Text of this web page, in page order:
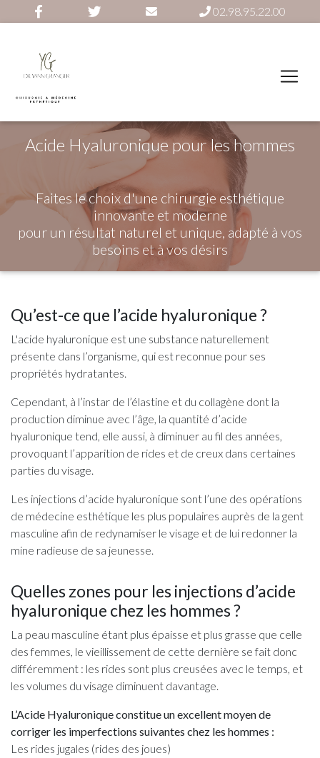
02.98.95.22.00
Acide Hyaluronique pour les hommes
Faites le choix d'une chirurgie esthétique
innovante et moderne
pour un résultat naturel et unique, adapté à vos
besoins et à vos désirs
Qu’est-ce que l’acide hyaluronique ?
L'acide hyaluronique est une substance naturellement
présente dans l’organisme, qui est reconnue pour ses
propriétés hydratantes.
Cependant, à l’instar de l’élastine et du collagène dont la
production diminue avec l’âge, la quantité d’acide
hyaluronique tend, elle aussi, à diminuer au fil des années,
provoquant l’apparition de rides et de creux dans certaines
parties du visage.
Les injections d’acide hyaluronique sont l’une des opérations
de médecine esthétique les plus populaires auprès de la gent
masculine afin de redynamiser le visage et de lui redonner la
mine radieuse de sa jeunesse.
Quelles zones pour les injections d’acide
hyaluronique chez les hommes ?
La peau masculine étant plus épaisse et plus grasse que celle
des femmes, le vieillissement de cette dernière se fait donc
différemment : les rides sont plus creusées avec le temps, et
les volumes du visage diminuent davantage.
L’Acide Hyaluronique constitue un excellent moyen de
corriger les imperfections suivantes chez les hommes :
Les rides jugales (rides des joues)